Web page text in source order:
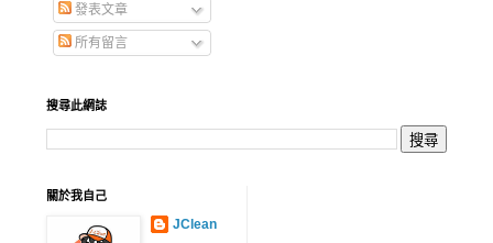
發表文章
所有留言
搜尋此網誌
關於我自己
JClean